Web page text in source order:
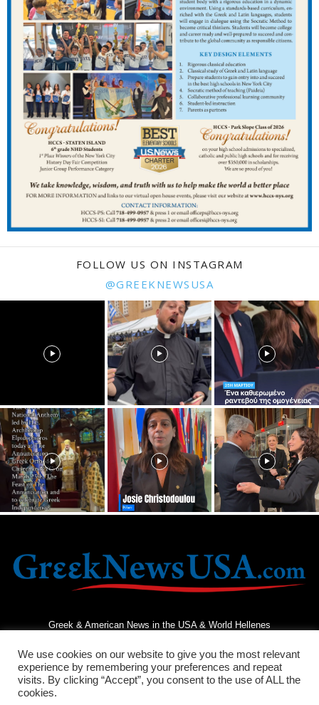
FOLLOW US ON INSTAGRAM
@GREEKNEWSUSA
Greek & American News in the USA & World Hellenes
We use cookies on our website to give you the most relevant
experience by remembering your preferences and repeat
visits. By clicking “Accept”, you consent to the use of ALL the
cookies.